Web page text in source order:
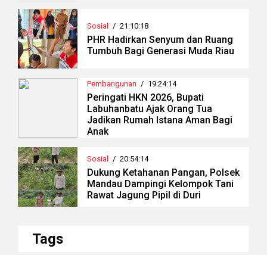
Sosial / 21:10:18
PHR Hadirkan Senyum dan Ruang
Tumbuh Bagi Generasi Muda Riau
Pembangunan / 19:24:14
Peringati HKN 2026, Bupati
Labuhanbatu Ajak Orang Tua
Jadikan Rumah Istana Aman Bagi
Anak
Sosial / 20:54:14
Dukung Ketahanan Pangan, Polsek
Mandau Dampingi Kelompok Tani
Rawat Jagung Pipil di Duri
Tags